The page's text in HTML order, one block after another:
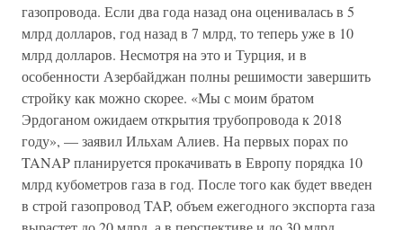
газопровода. Если два года назад она оценивалась в 5
млрд долларов, год назад в 7 млрд, то теперь уже в 10
млрд долларов. Несмотря на это и Турция, и в
особенности Азербайджан полны решимости завершить
стройку как можно скорее. «Мы с моим братом
Эрдоганом ожидаем открытия трубопровода к 2018
году», — заявил Ильхам Алиев. На первых порах по
TANAP планируется прокачивать в Европу порядка 10
млрд кубометров газа в год. После того как будет введен
в строй газопровод TAP, объем ежегодного экспорта газа